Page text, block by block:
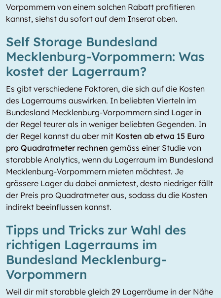
Vorpommern von einem solchen Rabatt profitieren
kannst, siehst du sofort auf dem Inserat oben.
Self Storage Bundesland
Mecklenburg-Vorpommern: Was
kostet der Lagerraum?
Es gibt verschiedene Faktoren, die sich auf die Kosten
des Lagerraums auswirken. In beliebten Vierteln im
Bundesland Mecklenburg-Vorpommern sind Lager in
der Regel teurer als in weniger beliebten Gegenden. In
der Regel kannst du aber mit Kosten ab etwa 15 Euro
pro Quadratmeter rechnen gemäss einer Studie von
storabble Analytics, wenn du Lagerraum im Bundesland
Mecklenburg-Vorpommern mieten möchtest. Je
grössere Lager du dabei anmietest, desto niedriger fällt
der Preis pro Quadratmeter aus, sodass du die Kosten
indirekt beeinflussen kannst.
Tipps und Tricks zur Wahl des
richtigen Lagerraums im
Bundesland Mecklenburg-
Vorpommern
Weil dir mit storabble gleich 29 Lagerräume in der Nähe